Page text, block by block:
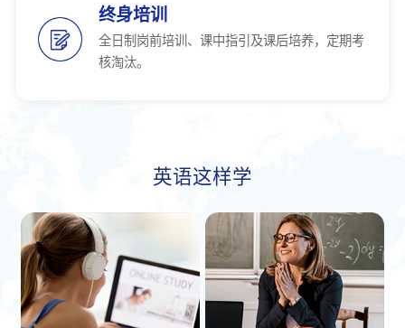
终身培训
全日制岗前培训、课中指引及课后培养，定期考
核淘汰。
英语这样学